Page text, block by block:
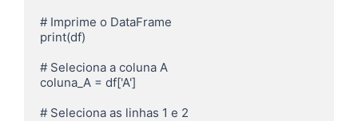
# Imprime o DataFrame
print(df)
# Seleciona a coluna A
coluna_A = df['A']
# Seleciona as linhas 1 e 2